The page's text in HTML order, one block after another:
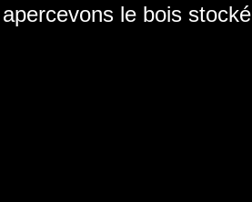
le bois stocké